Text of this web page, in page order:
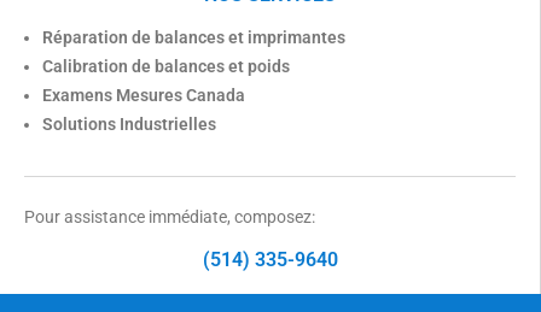
Réparation de balances et imprimantes
Calibration de balances et poids
Examens Mesures Canada
Solutions Industrielles
Pour assistance immédiate, composez:
(514) 335-9640